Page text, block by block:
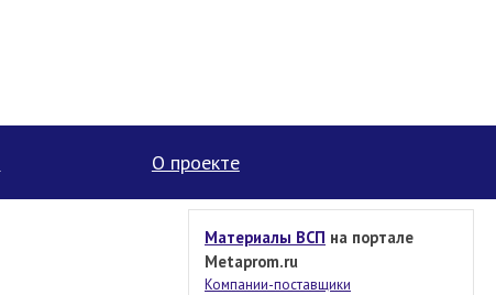
О проекте
Материалы ВСП на портале
Metaprom.ru
Компании-поставщики